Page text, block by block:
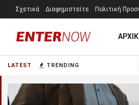
LATEST TRENDING
Σχετικά Διαφημιστείτε Πολιτική